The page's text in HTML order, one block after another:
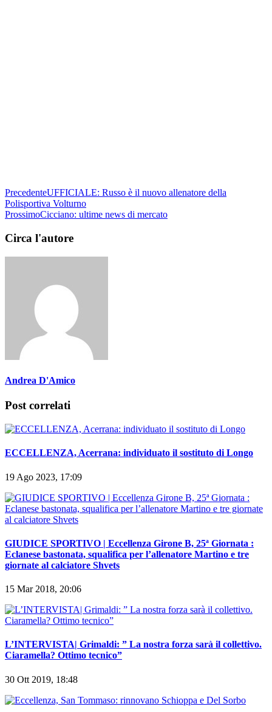
PrecedenteUFFICIALE: Russo è il nuovo allenatore della
Polisportiva Volturno
ProssimoCicciano: ultime news di mercato
Circa l'autore
Andrea D'Amico
Post correlati
ECCELLENZA, Acerrana: individuato il sostituto di Longo
19 Ago 2023, 17:09
GIUDICE SPORTIVO | Eccellenza Girone B, 25ª Giornata :
Eclanese bastonata, squalifica per l’allenatore Martino e tre
giornate al calciatore Shvets
15 Mar 2018, 20:06
L’INTERVISTA| Grimaldi: ” La nostra forza sarà il collettivo.
Ciaramella? Ottimo tecnico”
30 Ott 2019, 18:48